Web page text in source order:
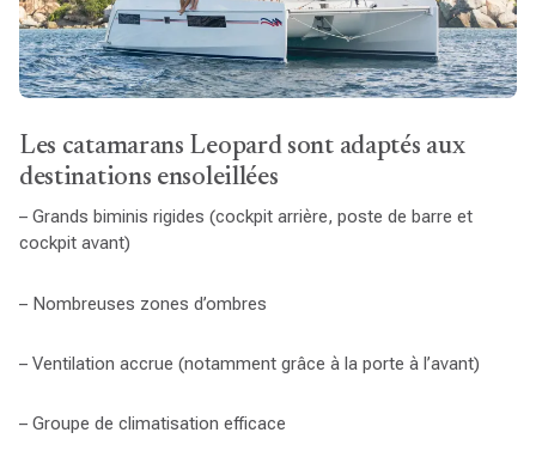
Les catamarans Leopard sont adaptés aux
destinations ensoleillées
– Grands biminis rigides (cockpit arrière, poste de barre et
cockpit avant)
– Nombreuses zones d’ombres
– Ventilation accrue (notamment grâce à la porte à l’avant)
– Groupe de climatisation efficace